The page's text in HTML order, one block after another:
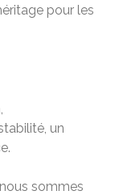
pour les
un
sommes